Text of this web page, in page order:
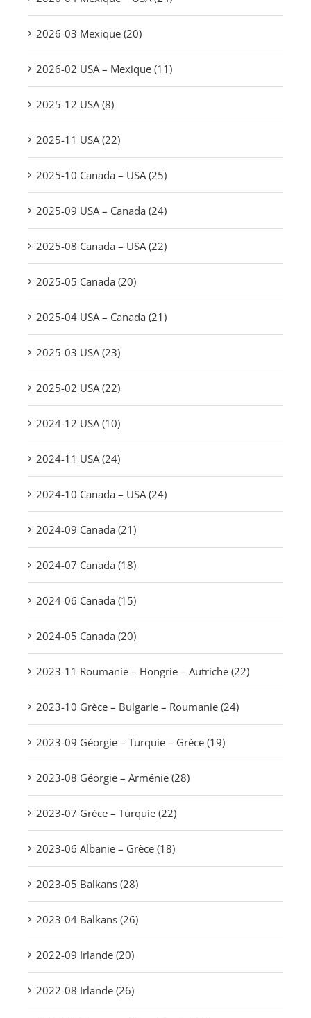
2026-03 Mexique (20)
2026-02 USA – Mexique (11)
2025-12 USA (8)
2025-11 USA (22)
2025-10 Canada – USA (25)
2025-09 USA – Canada (24)
2025-08 Canada – USA (22)
2025-05 Canada (20)
2025-04 USA – Canada (21)
2025-03 USA (23)
2025-02 USA (22)
2024-12 USA (10)
2024-11 USA (24)
2024-10 Canada – USA (24)
2024-09 Canada (21)
2024-07 Canada (18)
2024-06 Canada (15)
2024-05 Canada (20)
2023-11 Roumanie – Hongrie – Autriche (22)
2023-10 Grèce – Bulgarie – Roumanie (24)
2023-09 Géorgie – Turquie – Grèce (19)
2023-08 Géorgie – Arménie (28)
2023-07 Grèce – Turquie (22)
2023-06 Albanie – Grèce (18)
2023-05 Balkans (28)
2023-04 Balkans (26)
2022-09 Irlande (20)
2022-08 Irlande (26)